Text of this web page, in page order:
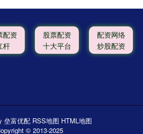
配资
杆
股票配资
十大平台
配资网络
炒股配资
垒富优配 RSS地图 HTML地图
© 2013-2025